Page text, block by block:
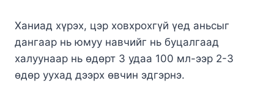
Ханиад хүрэх, цэр ховхрохгүй үед аньсыг
дангаар нь юмуу навчийг нь буцалгаад
халуунаар нь өдөрт 3 удаа 100 мл-ээр 2-3
өдөр уухад дээрх өвчин эдгэрнэ.